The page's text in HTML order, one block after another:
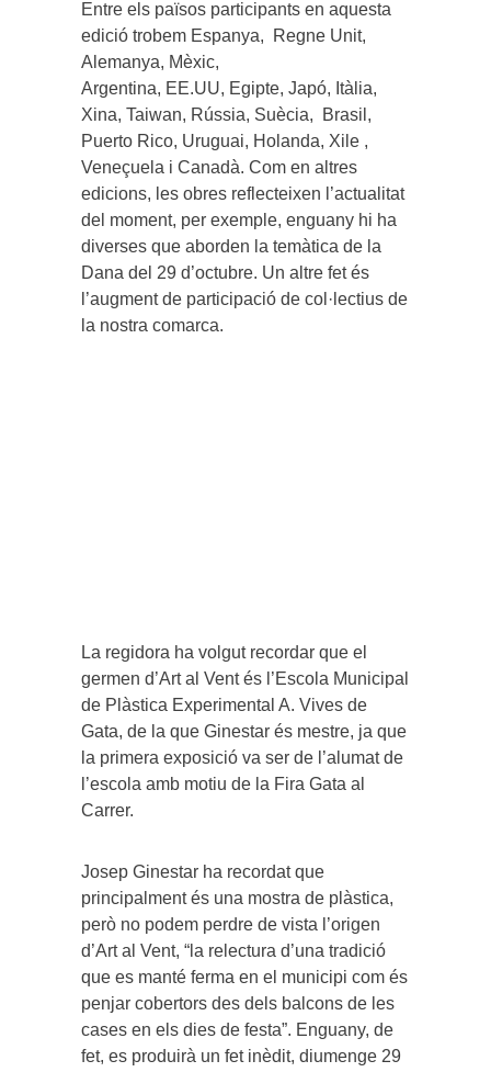
Entre els països participants en aquesta
edició trobem Espanya, Regne Unit,
Alemanya, Mèxic,
Argentina, EE.UU, Egipte, Japó, Itàlia,
Xina, Taiwan, Rússia, Suècia, Brasil,
Puerto Rico, Uruguai, Holanda, Xile ,
Veneçuela i Canadà. Com en altres
edicions, les obres reflecteixen l’actualitat
del moment, per exemple, enguany hi ha
diverses que aborden la temàtica de la
Dana del 29 d’octubre. Un altre fet és
l’augment de participació de col·lectius de
la nostra comarca.
La regidora ha volgut recordar que el
germen d’Art al Vent és l’Escola Municipal
de Plàstica Experimental A. Vives de
Gata, de la que Ginestar és mestre, ja que
la primera exposició va ser de l’alumat de
l’escola amb motiu de la Fira Gata al
Carrer.
Josep Ginestar ha recordat que
principalment és una mostra de plàstica,
però no podem perdre de vista l’origen
d’Art al Vent, “la relectura d’una tradició
que es manté ferma en el municipi com és
penjar cobertors des dels balcons de les
cases en els dies de festa”. Enguany, de
fet, es produirà un fet inèdit, diumenge 29